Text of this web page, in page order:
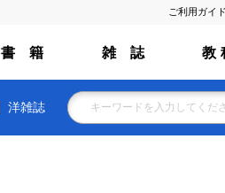
ご利用ガイド
書 籍 雑 誌 教
洋雑誌